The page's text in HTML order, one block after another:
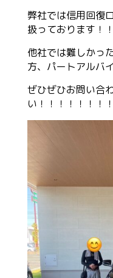
弊社では信用回復
扱っております！！
他社では難しかっ
方、パートアルバ
ぜひぜひお問い合
い！！！！！！！